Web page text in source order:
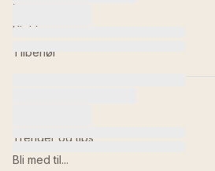
Toaletter
Kjøkken
Tilbehør
Trender og tips
Bli med til...